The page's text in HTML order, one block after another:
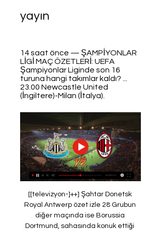
yayın
14 saat önce — ŞAMPİYONLAR
LİGİ MAÇ ÖZETLERİ: UEFA
Şampiyonlar Liginde son 16
turuna hangi takımlar kaldı? ...
23.00 Newcastle United
(İngiltere)-Milan (İtalya).
[[televizyon-]++] Şahtar Donetsk
Royal Antwerp özet izle 28 Grubun
diğer maçında ise Borussia
Dortmund, sahasında konuk ettiği